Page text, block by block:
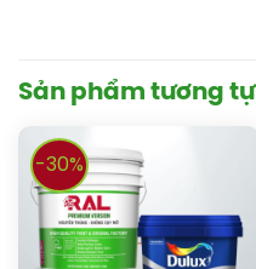
Sản phẩm tương tự
-30%